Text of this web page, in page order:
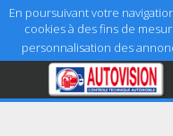
En poursuivant votre
cookies à des fins de
personnalisation des
Accueil
Aide